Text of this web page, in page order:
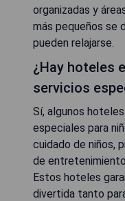
organizadas y
más pequeños se
pueden relajarse.
¿Hay hoteles
servicios
Sí, algunos
especiales para
cuidado de niños,
de
Estos hoteles
divertida tanto